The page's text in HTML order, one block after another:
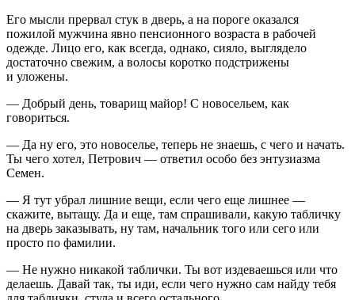
Его мысли прервал стук в дверь, а на пороге оказался
пожилой мужчина явно пенсионного возраста в рабочей
одежде. Лицо его, как всегда, однако, сияло, выглядело
достаточно свежим, а волосы коротко подстрижены
и уложены.
— Добрый день, товарищ майор! С новосельем, как
говориться.
— Да ну его, это новоселье, теперь не знаешь, с чего и начать.
Ты чего хотел, Петрович — ответил особо без энтузиазма
Семен.
— Я тут убрал лишние вещи, если чего еще лишнее —
скажите, вытащу. Да и еще, там спрашивали, какую табличку
на дверь заказывать, ну там, начальник того или сего или
просто по фамилии.
— Не нужно никакой таблички. Ты вот издеваешься или что
делаешь. Давай так, ты иди, если чего нужно сам найду тебя